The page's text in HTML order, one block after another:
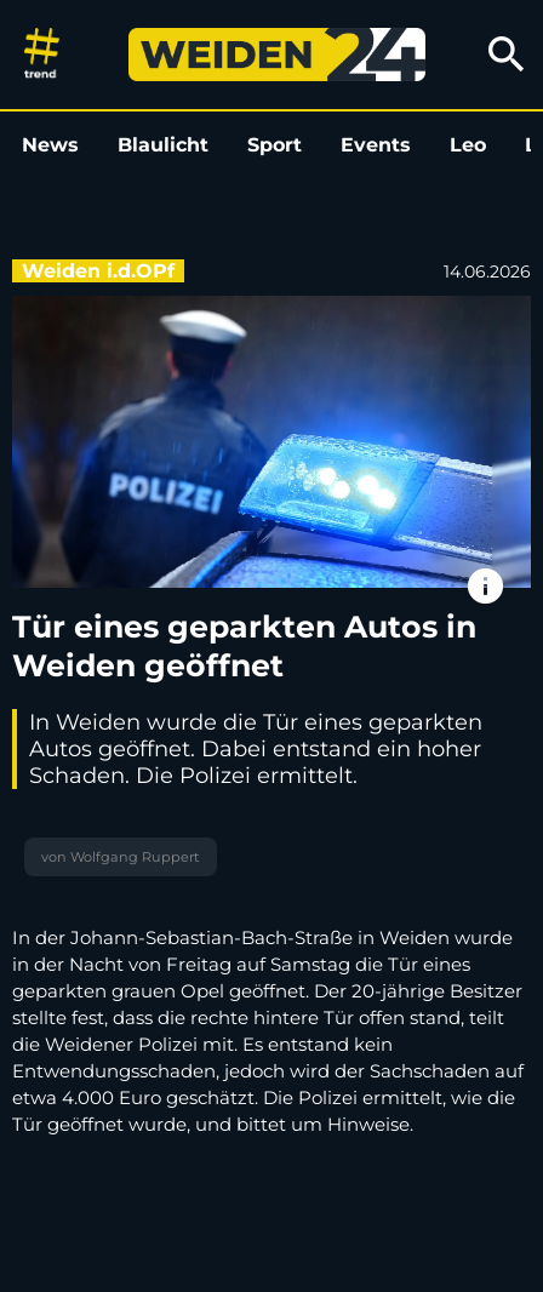
Tür eines geparkten Autos in
search
News Blaulicht Sport Events Leo
Weiden i.d.OPf 14.06.2026
info
Tür eines geparkten Autos in
Weiden geöffnet
In Weiden wurde die Tür eines geparkten
Autos geöffnet. Dabei entstand ein hoher
Schaden. Die Polizei ermittelt.
von Wolfgang Ruppert
In der Johann-Sebastian-Bach-Straße in Weiden wurde
in der Nacht von Freitag auf Samstag die Tür eines
geparkten grauen Opel geöffnet. Der 20-jährige Besitzer
stellte fest, dass die rechte hintere Tür offen stand, teilt
die Weidener Polizei mit. Es entstand kein
Entwendungsschaden, jedoch wird der Sachschaden auf
etwa 4.000 Euro geschätzt. Die Polizei ermittelt, wie die
Tür geöffnet wurde, und bittet um Hinweise.